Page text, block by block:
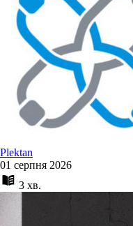
Plektan
01 серпня 2026
3 хв.